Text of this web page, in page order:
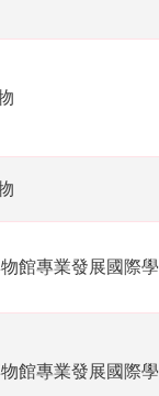
館專業發展國際
館專業發展國際